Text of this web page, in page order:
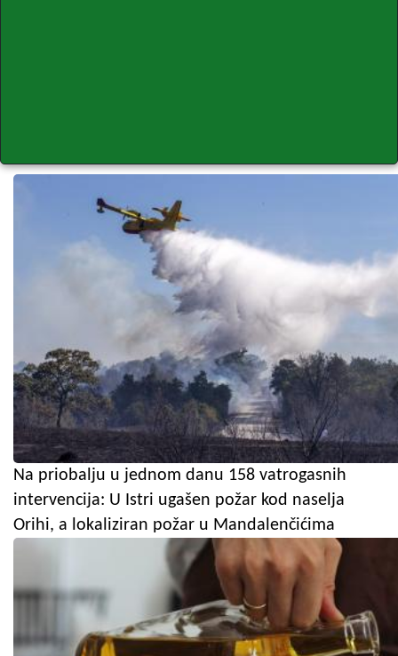
Na priobalju u jednom danu 158 vatrogasnih
intervencija: U Istri ugašen požar kod naselja
Orihi, a lokaliziran požar u Mandalenčićima